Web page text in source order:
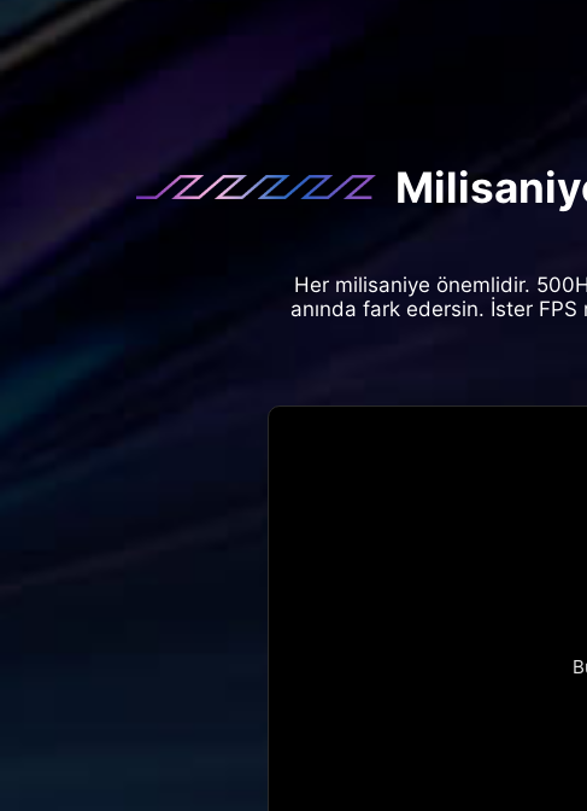
Her milisaniye önemlidir.
anında fark edersin. İster